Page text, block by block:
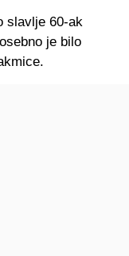
slavlje 60-ak
je bilo